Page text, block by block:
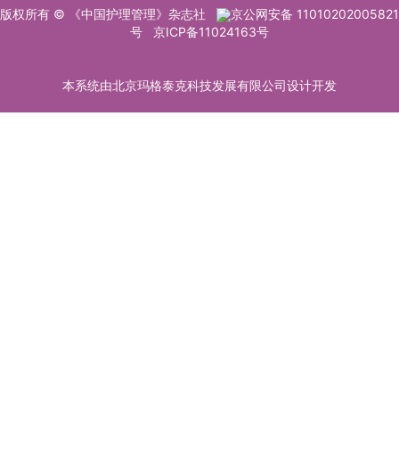
版权所有 © 《中国护理管理》杂志社
京公网安备 11010202005821
号
京ICP备11024163号
本系统由北京玛格泰克科技发展有限公司设计开发